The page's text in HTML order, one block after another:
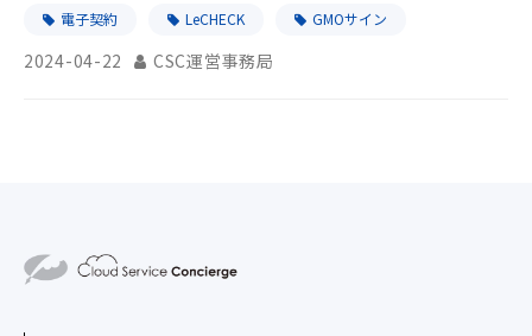
電子契約 LeCHECK GMOサイン
2024-04-22 CSC運営事務局